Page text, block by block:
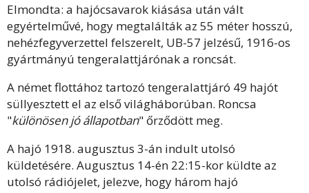
Elmondta: a hajócsavarok kiásása után vált
egyértelművé, hogy megtalálták az 55 méter hosszú,
nehézfegyverzettel felszerelt, UB-57 jelzésű, 1916-os
gyártmányú tengeralattjárónak a roncsát.
A német flottához tartozó tengeralattjáró 49 hajót
süllyesztett el az első világháborúban. Roncsa
"különösen jó állapotban" őrződött meg.
A hajó 1918. augusztus 3-án indult utolsó
küldetésére. Augusztus 14-én 22:15-kor küldte az
utolsó rádiójelet, jelezve, hogy három hajó